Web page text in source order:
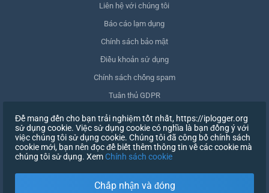
Liên hệ với chúng tôi
Báo cáo lạm dụng
Chính sách bảo mật
Điều khoản sử dụng
Chính sách chống spam
Tuân thủ GDPR
Xóa dữ liệu của tôi
Rút lại sự đồng ý
Để mang đến cho bạn trải nghiệm tốt nhất, https://iplogger.org
sử dụng cookie. Việc sử dụng cookie có nghĩa là bạn đồng ý với
việc chúng tôi sử dụng cookie. Chúng tôi đã công bố chính sách
cookie mới, bạn nên đọc để biết thêm thông tin về các cookie mà
chúng tôi sử dụng. Xem Chính sách cookie
Chấp nhận và đóng